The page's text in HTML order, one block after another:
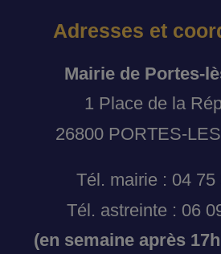
Adresses et
Mairie de Portes-
1 Place de la
26800 PORTES-
Tél. mairie : 04 75
Tél. astreinte : 06
(en semaine après